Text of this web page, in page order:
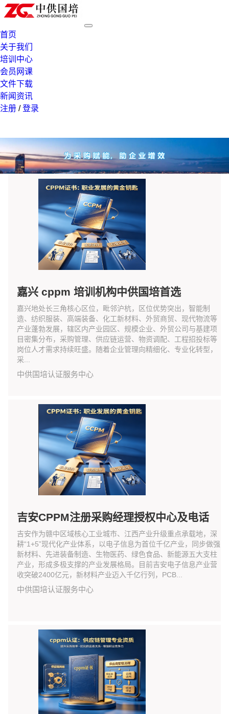
首页
关于我们
培训中心
会员网课
文件下载
新闻资讯
注册 /登录
嘉兴 cppm 培训机构中供国培首选
嘉兴地处长三角核心区位，毗邻沪杭，区位优势突出，智能制
造、纺织服装、高端装备、化工新材料、外贸商贸、现代物流等
产业蓬勃发展，辖区内产业园区、规模企业、外贸公司与基建项
目密集分布，采购管理、供应链运营、物资调配、工程招投标等
岗位人才需求持续旺盛。随着企业管理向精细化、专业化转型，
采...
中供国培认证服务中心
吉安CPPM注册采购经理授权中心及电话
吉安作为赣中区域核心工业城市、江西产业升级重点承载地，深
耕“1+5”现代化产业体系，以电子信息为首位千亿产业，同步做强
新材料、先进装备制造、生物医药、绿色食品、新能源五大支柱
产业，形成多极支撑的产业发展格局。目前吉安电子信息产业营
收突破2400亿元，新材料产业迈入千亿行列，PCB...
中供国培认证服务中心